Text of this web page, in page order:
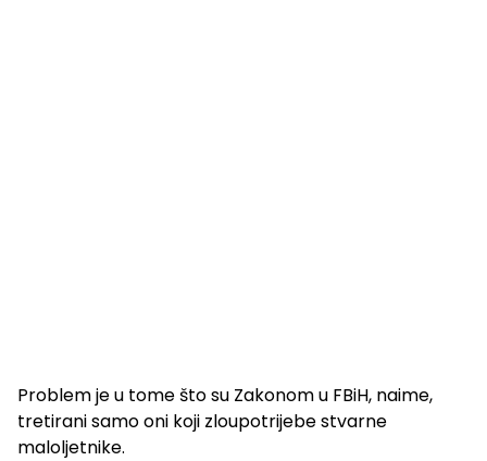
Problem je u tome što su Zakonom u FBiH, naime,
tretirani samo oni koji zloupotrijebe stvarne
maloljetnike.